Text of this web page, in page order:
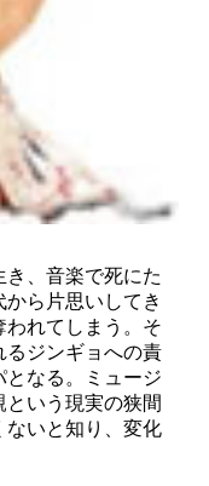
き、音楽で死にた
ら片思いしてき
われてしまう。そ
るジンギョへの責
なる。ミュージ
いう現実の狭間
ないと知り、変化